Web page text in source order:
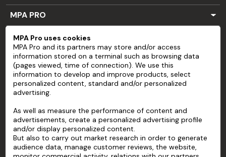
Limites
d'utilisation
ou comportant des
éléments tels que
de boulons
Substrats qui n'ont
pas une surface
une faible cohésion
entre peinture et
support
Acier inoxydable
MPA PRO
SERVICES
ACCOUNT
HELP
ABOUT
MPA Pro uses cookies
MPA Pro and its partners may store and/or access
information stored on a terminal such as browsing data
(pages viewed, time of connection). We use this
information to develop and improve products, select
personalized content, standard and/or personalized
advertising.
As well as measure the performance of content and
advertisements, create a personalized advertising profile
and/or display personalized content.
But also to carry out market research in order to generate
audience data, manage customer reviews, the website,